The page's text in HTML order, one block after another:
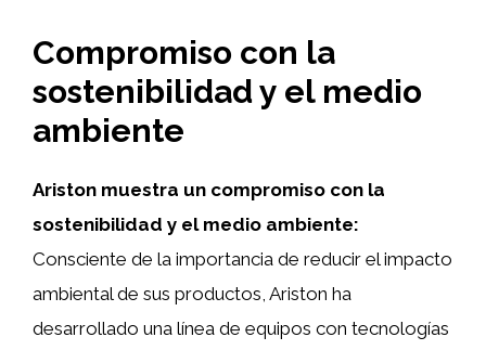
Compromiso con la
sostenibilidad y el medio
ambiente
Ariston muestra un compromiso con la
sostenibilidad y el medio ambiente:
Consciente de la importancia de reducir el impacto
ambiental de sus productos, Ariston ha
desarrollado una línea de equipos con tecnologías